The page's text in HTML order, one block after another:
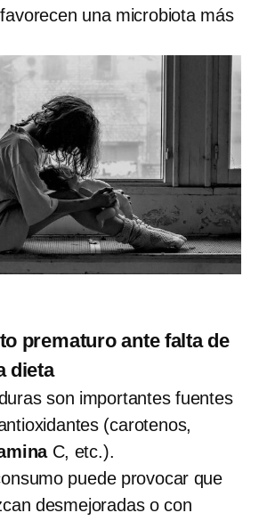
una microbiota más
prematuro ante falta de
dieta
son importantes fuentes
(carotenos,
C, etc.).
puede provocar que
desmejoradas o con